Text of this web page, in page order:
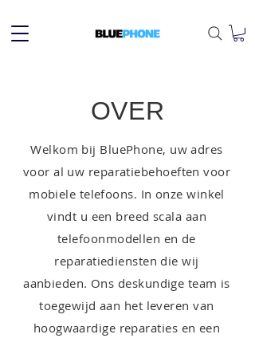
OVER
Welkom bij BluePhone, uw adres
voor al uw reparatiebehoeften voor
mobiele telefoons. In onze winkel
vindt u een breed scala aan
telefoonmodellen en de
reparatiediensten die wij
aanbieden. Ons deskundige team is
toegewijd aan het leveren van
hoogwaardige reparaties en een